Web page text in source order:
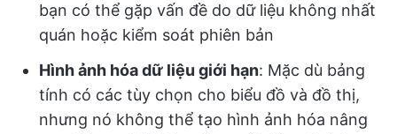
bạn có thể gặp vấn đề do dữ liệu không nhất
quán hoặc kiểm soát phiên bản
Hình ảnh hóa dữ liệu giới hạn: Mặc dù bảng
tính có các tùy chọn cho biểu đồ và đồ thị,
nhưng nó không thể tạo hình ảnh hóa nâng